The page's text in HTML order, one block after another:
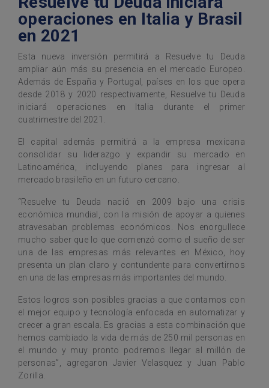
operaciones en Italia y Brasil
en 2021
Esta nueva inversión permitirá a Resuelve tu Deuda
ampliar aún más su presencia en el mercado Europeo.
Además de España y Portugal, países en los que opera
desde 2018 y 2020 respectivamente, Resuelve tu Deuda
iniciará operaciones en Italia durante el primer
cuatrimestre del 2021.
El capital además permitirá a la empresa mexicana
consolidar su liderazgo y expandir su mercado en
Latinoamérica, incluyendo planes para ingresar al
mercado brasileño en un futuro cercano.
“Resuelve tu Deuda nació en 2009 bajo una crisis
económica mundial, con la misión de apoyar a quienes
atravesaban problemas económicos. Nos enorgullece
mucho saber que lo que comenzó como el sueño de ser
una de las empresas más relevantes en México, hoy
presenta un plan claro y contundente para convertirnos
en una de las empresas más importantes del mundo.
Estos logros son posibles gracias a que contamos con
el mejor equipo y tecnología enfocada en automatizar y
crecer a gran escala. Es gracias a esta combinación que
hemos cambiado la vida de más de 250 mil personas en
el mundo y muy pronto podremos llegar al millón de
personas”, agregaron Javier Velasquez y Juan Pablo
Zorilla.